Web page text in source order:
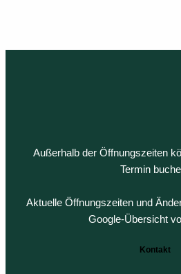
Außerhalb der Öffnungszeiten
Termin
Aktuelle Öffnungszeiten und
Google-Übersicht
Kontakt